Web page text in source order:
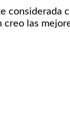
considerada
las